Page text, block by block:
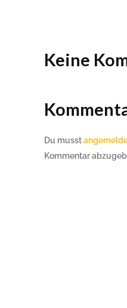
Keine
Du musst
Kommentar